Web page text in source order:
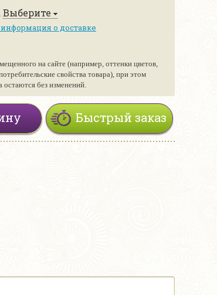
Выберите
о доставке
на сайте (например, оттенки цветов,
свойства товара), при этом
остаются без изменений.
Быстрый заказ